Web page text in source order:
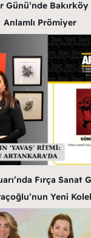
Bakırköy
Anlamlı Prömiyer
Fırça Sanat
Yeni